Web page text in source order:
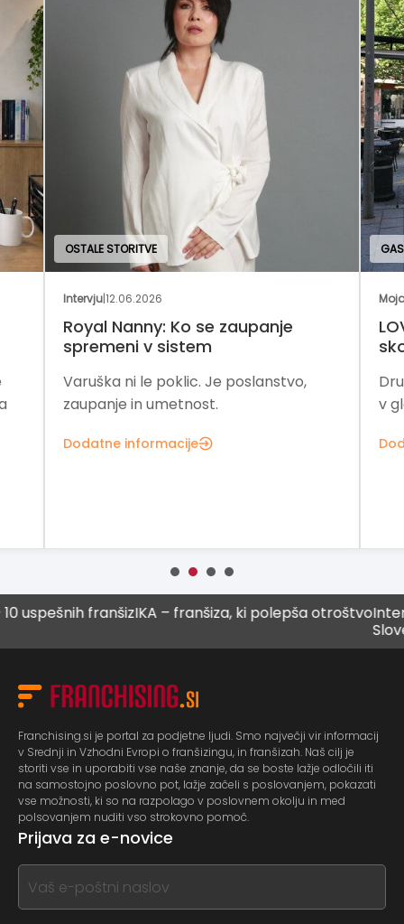
Nanny: Ko se zaupanje
v sistem
ni le poklic. Je poslanstvo,
in umetnost.
informacije
GASTRONOMIJA IN
LOV Popcorn:
skozi franšizo
Družinska
v globalno
Dodatne
franšizIKA – franšiza, ki polepša otroštvo
Sloveniji
Franchising.si je portal za podjetne ljudi. Smo največji vir informacij
v Srednji in Vzhodni Evropi o franšizingu, in franšizah. Naš cilj je
storiti vse in uporabiti vse naše znanje, da se boste lažje odločili iti
na samostojno poslovno pot, lažje začeli s poslovanjem, pokazati
vse možnosti, ki so na razpolago v poslovnem okolju in med
polsovanjem nuditi vso strokovno pomoč.
Prijava za e-novice
If
you